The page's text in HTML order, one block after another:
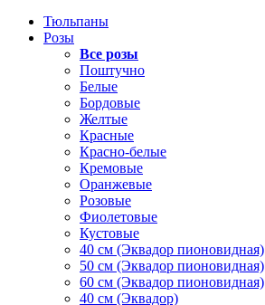
Тюльпаны
Розы
Все розы
Поштучно
Белые
Бордовые
Желтые
Красные
Красно-белые
Кремовые
Оранжевые
Розовые
Фиолетовые
Кустовые
40 см (Эквадор пионовидная)
50 см (Эквадор пионовидная)
60 см (Эквадор пионовидная)
40 см (Эквадор)